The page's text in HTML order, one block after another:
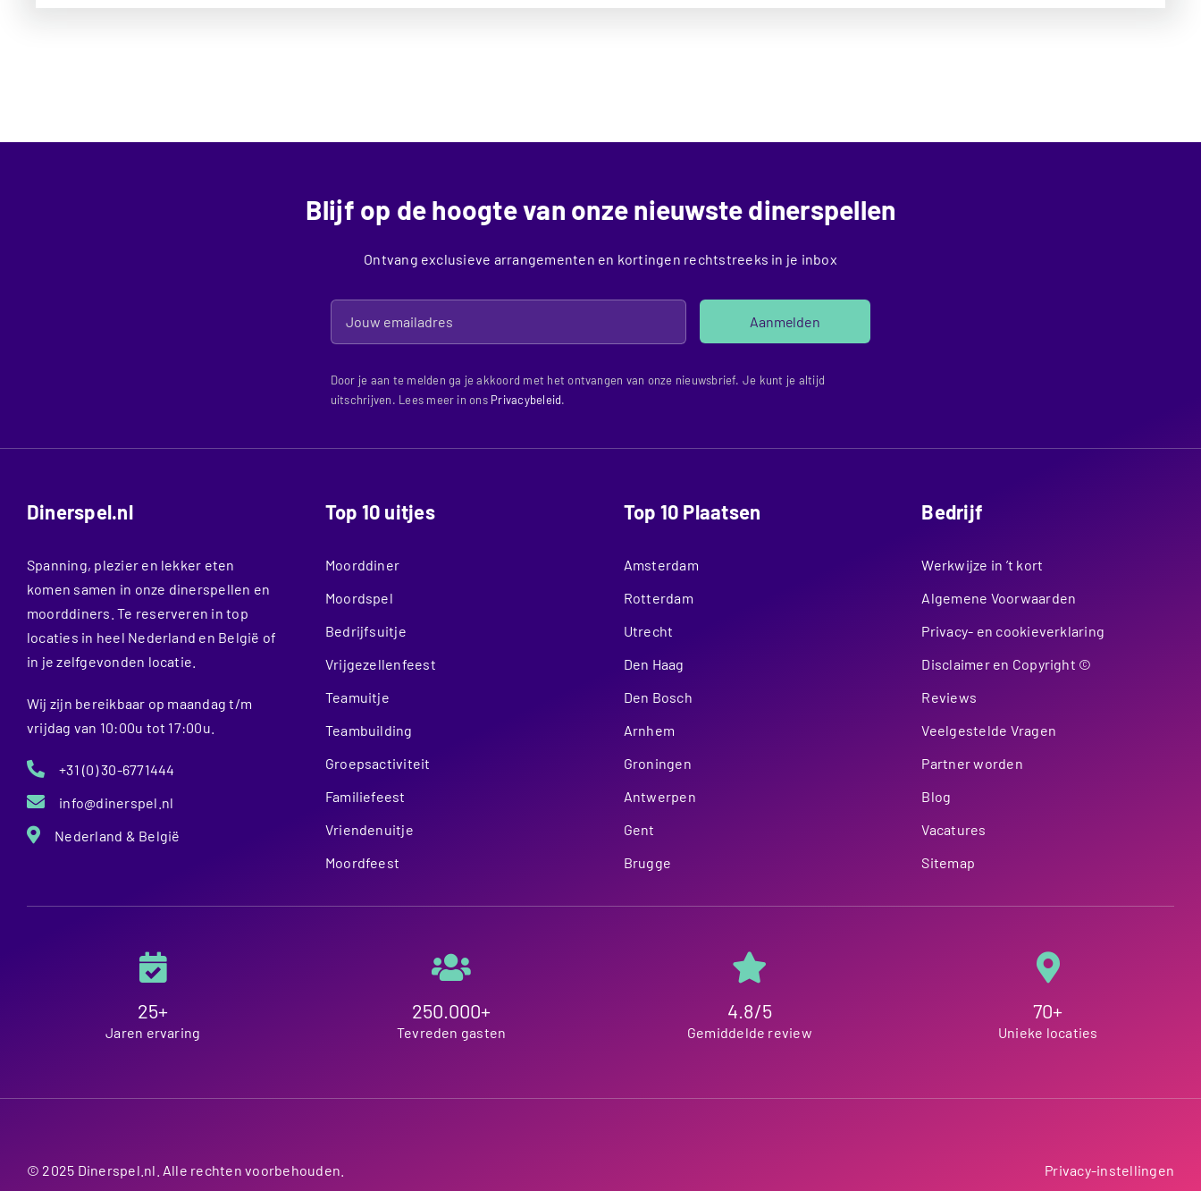
Blijf op de hoogte van onze nieuwste dinerspellen
Ontvang exclusieve arrangementen en kortingen rechtstreeks in je inbox
Aanmelden
Door je aan te melden ga je akkoord met het ontvangen van onze nieuwsbrief. Je kunt je altijd
uitschrijven. Lees meer in ons Privacybeleid.
Dinerspel.nl
Spanning, plezier en lekker eten
komen samen in onze dinerspellen en
moorddiners. Te reserveren in top
locaties in heel Nederland en België of
in je zelfgevonden locatie.
Wij zijn bereikbaar op maandag t/m
vrijdag van 10:00u tot 17:00u.
+31 (0) 30-6771444
info@dinerspel.nl
Nederland & België
Top 10 uitjes
Moorddiner
Moordspel
Bedrijfsuitje
Vrijgezellenfeest
Teamuitje
Teambuilding
Groepsactiviteit
Familiefeest
Vriendenuitje
Moordfeest
Top 10 Plaatsen
Amsterdam
Rotterdam
Utrecht
Den Haag
Den Bosch
Arnhem
Groningen
Antwerpen
Gent
Brugge
Bedrijf
Werkwijze in ’t kort
Algemene Voorwaarden
Privacy- en cookieverklaring
Disclaimer en Copyright ©
Reviews
Veelgestelde Vragen
Partner worden
Blog
Vacatures
Sitemap
25+
Jaren ervaring
250.000+
Tevreden gasten
4.8/5
Gemiddelde review
70+
Unieke locaties
© 2025 Dinerspel.nl. Alle rechten voorbehouden. Privacy-instellingen